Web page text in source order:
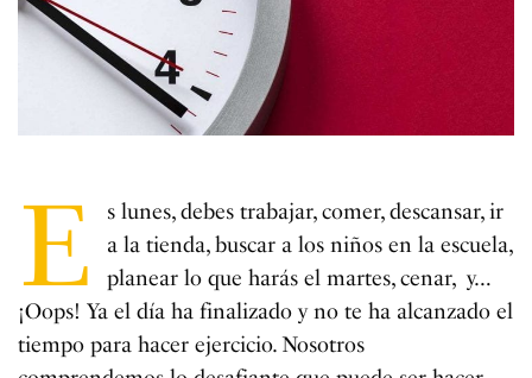
E
s lunes, debes trabajar, comer, descansar, ir
a la tienda, buscar a los niños en la escuela,
planear lo que harás el martes, cenar, y…
¡Oops! Ya el día ha finalizado y no te ha alcanzado el
tiempo para hacer ejercicio. Nosotros